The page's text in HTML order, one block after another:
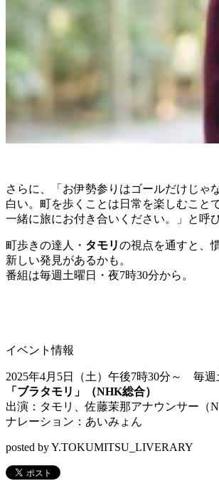
さらに、「お伊勢参りはゴールだけじゃ
白い。町を歩くことは日常を楽しむこと
一緒に旅にお付き合いください。」と呼
町歩きの達人・ タモリの視点を通すと、
新しい発見があるかも。
番組は毎週土曜日・夜7時30分から。
イベント情報
2025年4月5日（土）午後7時30分～ 毎週
「ブラタモリ」（NHK総合）
出演：タモリ、佐藤茉那アナウンサー（
ナレーション：あいみょん
posted by Y.TOKUMITSU_LIVERARY